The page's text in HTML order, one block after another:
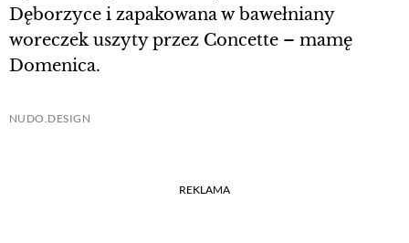
Dęborzyce i zapakowana w bawełniany
woreczek uszyty przez Concette – mamę
Domenica.
NUDO.DESIGN
REKLAMA